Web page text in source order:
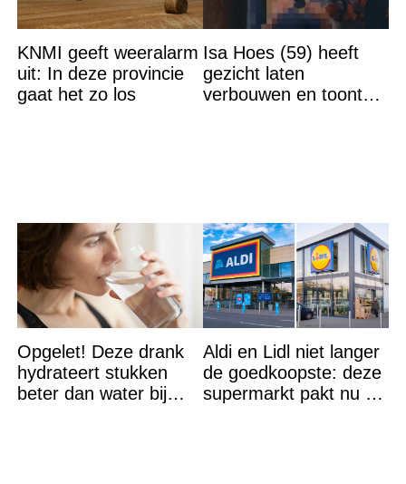
KNMI geeft weeralarm
uit: In deze provincie
gaat het zo los
Isa Hoes (59) heeft
gezicht laten
verbouwen en toont
Opgelet! Deze drank
hydrateert stukken
beter dan water bij
Aldi en Lidl niet langer
de goedkoopste: deze
supermarkt pakt nu de